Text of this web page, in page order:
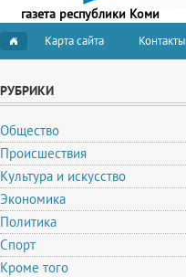
газета республики Коми
Карта сайта Контакты
РУБРИКИ
Общество
Происшествия
Культура и искусство
Экономика
Политика
Спорт
Кроме того